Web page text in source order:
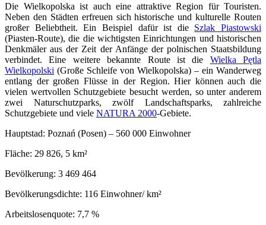
Die Wielkopolska ist auch eine attraktive Region für Touristen.
Neben den Städten erfreuen sich historische und kulturelle Routen
großer Beliebtheit. Ein Beispiel dafür ist die Szlak Piastowski
(Piasten-Route), die die wichtigsten Einrichtungen und historischen
Denkmäler aus der Zeit der Anfänge der polnischen Staatsbildung
verbindet. Eine weitere bekannte Route ist die Wielka Pętla
Wielkopolski (Große Schleife von Wielkopolska) – ein Wanderweg
entlang der großen Flüsse in der Region. Hier können auch die
vielen wertvollen Schutzgebiete besucht werden, so unter anderem
zwei Naturschutzparks, zwölf Landschaftsparks, zahlreiche
Schutzgebiete und viele NATURA 2000-Gebiete.
Hauptstad: Poznań (Posen) – 560 000 Einwohner
Fläche: 29 826, 5 km²
Bevölkerung: 3 469 464
Bevölkerungsdichte: 116 Einwohner/ km²
Arbeitslosenquote: 7,7 %